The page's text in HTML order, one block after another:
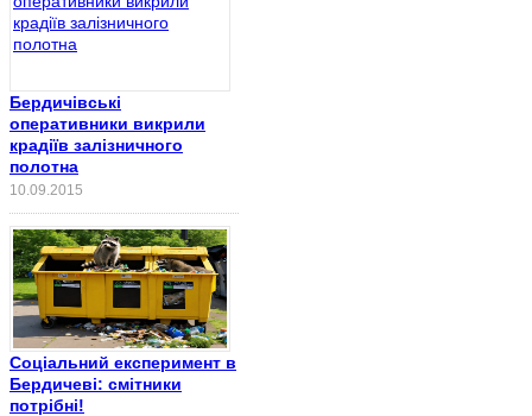
Бердичівські
оперативники викрили
крадіїв залізничного
полотна
10.09.2015
Соціальний експеримент в
Бердичеві: смітники
потрібні!